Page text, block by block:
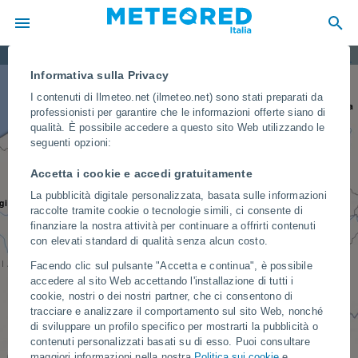
Informativa sulla Privacy
I contenuti di Ilmeteo.net (ilmeteo.net) sono stati preparati da
professionisti per garantire che le informazioni offerte siano di
qualità. È possibile accedere a questo sito Web utilizzando le
seguenti opzioni:
Accetta i cookie e accedi gratuitamente
La pubblicità digitale personalizzata, basata sulle informazioni
raccolte tramite cookie o tecnologie simili, ci consente di
finanziare la nostra attività per continuare a offrirti contenuti
con elevati standard di qualità senza alcun costo.
Facendo clic sul pulsante "Accetta e continua", è possibile
accedere al sito Web accettando l'installazione di tutti i
cookie, nostri o dei nostri partner, che ci consentono di
tracciare e analizzare il comportamento sul sito Web, nonché
di sviluppare un profilo specifico per mostrarti la pubblicità o
contenuti personalizzati basati su di esso. Puoi consultare
MONACO
Ginevra
Milano
Marsiglia
AUSTRIA
SERBIA
SLOVACCHIA
CROAZIA
MONTENEGRO
SAN MARINO
Vienna
Monaco di Baviera
Belgrado
Zagabria
Firenze
Venezia
GERMANIA
BELGIO
PAESI BASSI
LUSSEMBURGO
Amsterdam
Francoforte sul Meno
POLONIA
REPUBBLICA CECA
Berlino
Varsavia
Praga
11
9
3
20 14
18
223